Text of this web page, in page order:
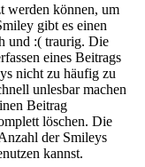
werden können, um
gibt es einen
und :( traurig. Die
eines Beitrags
nicht zu häufig zu
unlesbar machen
Beitrag
löschen. Die
der Smileys
kannst.